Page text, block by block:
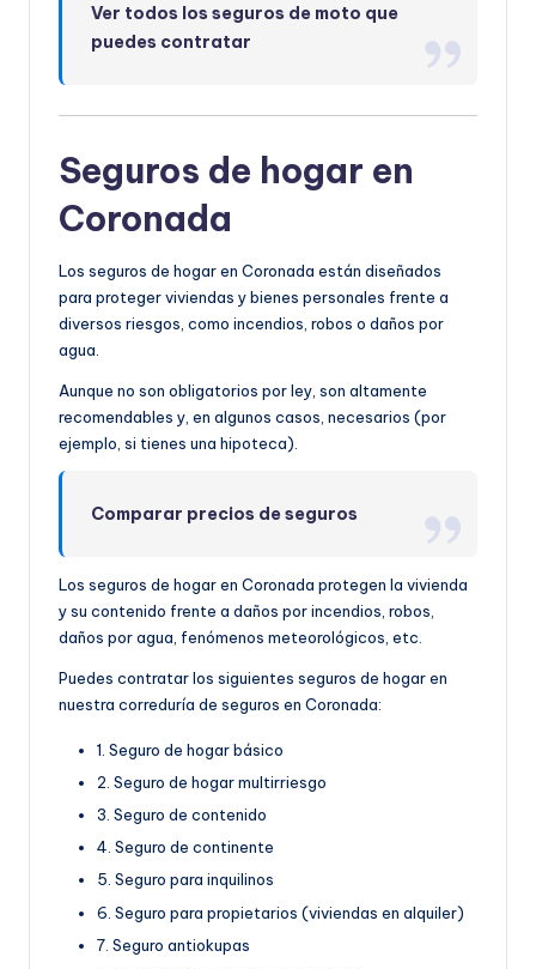
Ver todos los seguros de moto que
puedes contratar
Seguros de hogar en
Coronada
Los seguros de hogar en Coronada están diseñados
para proteger viviendas y bienes personales frente a
diversos riesgos, como incendios, robos o daños por
agua.
Aunque no son obligatorios por ley, son altamente
recomendables y, en algunos casos, necesarios (por
ejemplo, si tienes una hipoteca).
Comparar precios de seguros
Los seguros de hogar en Coronada protegen la vivienda
y su contenido frente a daños por incendios, robos,
daños por agua, fenómenos meteorológicos, etc.
Puedes contratar los siguientes seguros de hogar en
nuestra correduría de seguros en Coronada:
1. Seguro de hogar básico
2. Seguro de hogar multirriesgo
3. Seguro de contenido
4. Seguro de continente
5. Seguro para inquilinos
6. Seguro para propietarios (viviendas en alquiler)
7. Seguro antiokupas